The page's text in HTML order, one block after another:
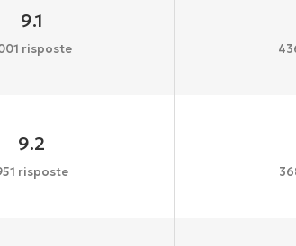
9.1
risposte
9.2
risposte